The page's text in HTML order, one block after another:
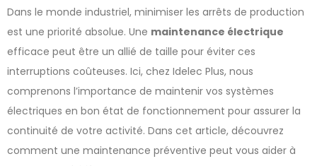
Dans le monde industriel, minimiser les arrêts de production
est une priorité absolue. Une maintenance électrique
efficace peut être un allié de taille pour éviter ces
interruptions coûteuses. Ici, chez Idelec Plus, nous
comprenons l’importance de maintenir vos systèmes
électriques en bon état de fonctionnement pour assurer la
continuité de votre activité. Dans cet article, découvrez
comment une maintenance préventive peut vous aider à